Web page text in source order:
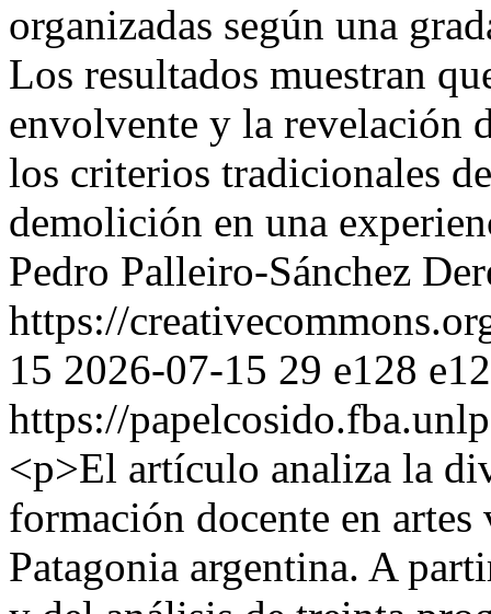
organizadas según una
Los resultados muestran
envolvente y la revelación
los criterios tradicionales
demolición en una
Pedro Palleiro-Sánchez
https://
15 2026-07-15 29 e128
https://
<p>El artículo analiza la
formación docente en
Patagonia argentina. A